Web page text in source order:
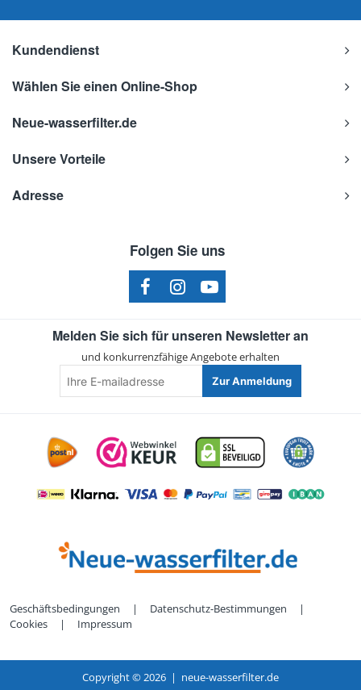
Kundendienst
Wählen Sie einen Online-Shop
Neue-wasserfilter.de
Unsere Vorteile
Adresse
Folgen Sie uns
Melden Sie sich für unseren Newsletter an
und konkurrenzfähige Angebote erhalten
E-
mailadresse
Zur Anmeldung
Geschäftsbedingungen | Datenschutz-Bestimmungen
|
Cookies
| Impressum
Copyright ©2026 | neue-wasserfilter.de